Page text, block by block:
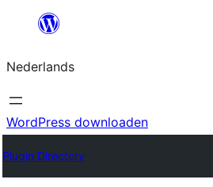
de
inhoud
Nederlands
WordPress downloaden
Plugin Directory